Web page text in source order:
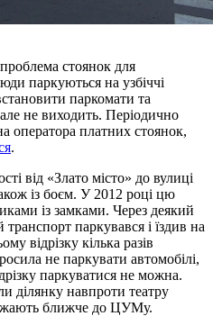
стоянок для
паркуються на узбіччі
паркомати та
не виходить. Періодично
оператора платних стоянок,
.
від «Злато місто» до вулиці
із боєм. У 2012 році цю
із замками. Через деякий
транспорт паркувався і їздив на
відрізку кілька разів
не паркувати автомобілі,
паркуватися не можна.
ділянку навпроти театру
ближче до ЦУМу.